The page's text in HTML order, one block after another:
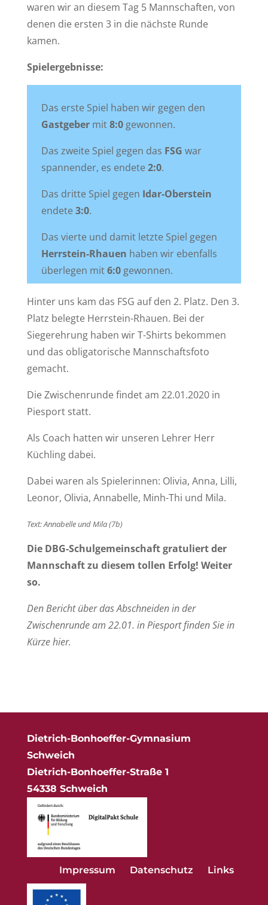
waren wir an diesem Tag 5 Mannschaften, von
denen die ersten 3 in die nächste Runde
kamen.
Spielergebnisse:
Das erste Spiel haben wir gegen den
Gastgeber mit8:0gewonnen.
Das zweite Spiel gegen das FSG war
spannender, es endete2:0.
Das dritte Spiel gegen Idar-Oberstein
endete3:0.
Das vierte und damit letzte Spiel gegen
Herrstein-Rhauen haben wir ebenfalls
überlegen mit6:0gewonnen.
Hinter uns kam das FSG auf den 2. Platz. Den 3.
Platz belegte Herrstein-Rhauen. Bei der
Siegerehrung haben wir T-Shirts bekommen
und das obligatorische Mannschaftsfoto
gemacht.
Die Zwischenrunde findet am 22.01.2020 in
Piesport statt.
Als Coach hatten wir unseren Lehrer Herr
Küchling dabei.
Dabei waren als Spielerinnen: Olivia, Anna, Lilli,
Leonor, Olivia, Annabelle, Minh-Thi und Mila.
Text: Annabelle und Mila (7b)
Die DBG-Schulgemeinschaft gratuliert der
Mannschaft zu diesem tollen Erfolg! Weiter
so.
Den Bericht über das Abschneiden in der
Zwischenrunde am 22.01. in Piesport finden Sie in
Kürze hier.
Dietrich-Bonhoeffer-Gymnasium
Schweich
Dietrich-Bonhoeffer-Straße 1
54338 Schweich
Impressum Datenschutz Links